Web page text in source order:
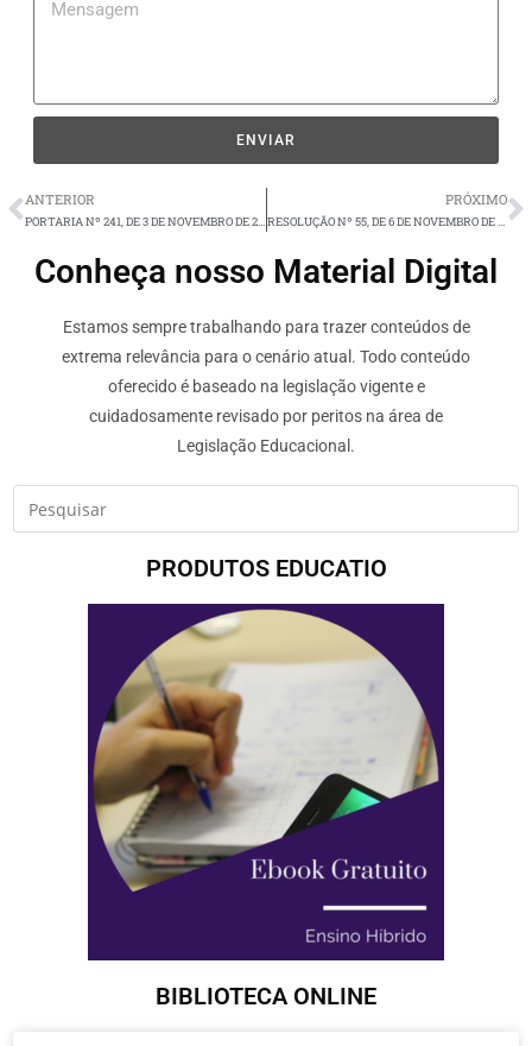
ENVIAR
ANTERIOR
PORTARIA Nº 241, DE 3 DE NOVEMBRO DE 2023
PRÓXIMO
RESOLUÇÃO Nº 55, DE 6 DE NOVEMBRO DE 2023
Conheça nosso Material Digital
Estamos sempre trabalhando para trazer conteúdos de
extrema relevância para o cenário atual. Todo conteúdo
oferecido é baseado na legislação vigente e
cuidadosamente revisado por peritos na área de
Legislação Educacional.
PRODUTOS EDUCATIO
BIBLIOTECA ONLINE